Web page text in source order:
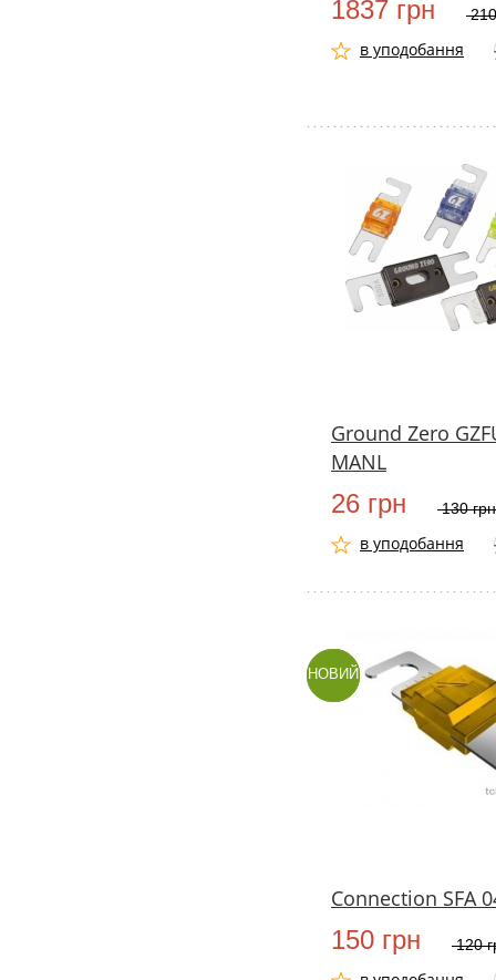
1837 грн
в уподобання
Ground Zero
MANL
26 грн 130
в уподобання
НОВИЙ
Connection SFA
150 грн 120